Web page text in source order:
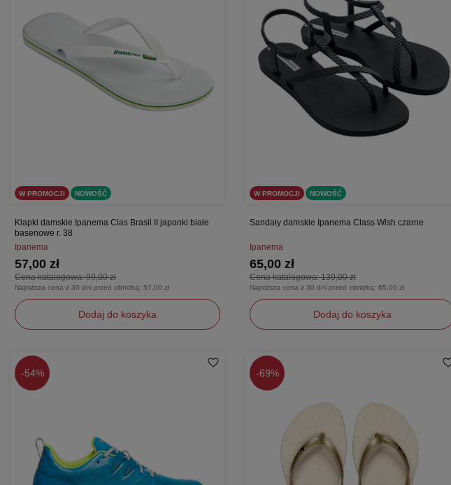
W PROMOCJI NOWOŚĆ
Klapki damskie Ipanema Clas Brasil II japonki białe
basenowe r. 38
Ipanema
Cena katalogowa:99,00 zł
57,00 zł
Najniższa cena z 30 dni przed obniżką: 57,00 zł
Dodaj do koszyka
38
W PROMOCJI NOWOŚĆ
Sandały damskie Ipanema Class Wish czarne
Ipanema
Cena katalogowa:139,00 zł
65,00 zł
Najniższa cena z 30 dni przed obniżką: 65,00 zł
Dodaj do koszyka
35,5
-54% -69%